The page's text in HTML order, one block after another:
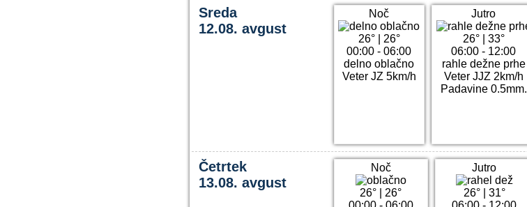
Sreda
12.08. avgust
Noč
26°| 26°
00:00 - 06:00
delno oblačno
Veter JZ 5km/h
Jutro
26°| 33°
06:00 - 12:00
rahle dežne prhe
Veter JJZ 2km/h
Padavine 0.5mm.
Četrtek
13.08. avgust
Noč
26°
26°
Jutro
26°| 31°